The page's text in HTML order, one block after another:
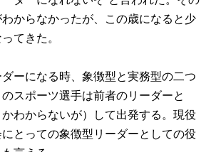
からなかったが、この歳になると少
てきた。
ーになる時、象徴型と実務型の二つ
スポーツ選手は前者のリーダーと
かわからないが）して出発する。現役
とっての象徴型リーダーとしての役